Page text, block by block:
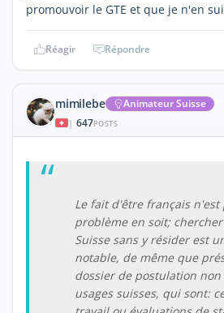
promouvoir le GTE et que je n'en
Réagir Répondre
mimilebe Animateur Suisse
| 647POSTS
Le fait d'être français n'est
problème en soit;
Suisse sans y résider est
notable, de même que
dossier de postulation
usages suisses, qui sont: